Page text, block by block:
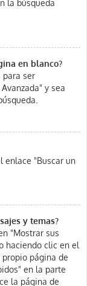
la búsqueda
en blanco?
para ser
y sea
enlace "Buscar un
y temas?
"Mostrar sus
haciendo clic en el
página de
en la parte
la página de